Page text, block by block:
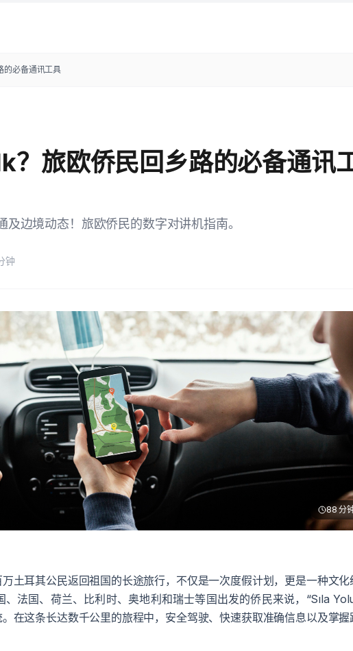
的必备通讯工具
？旅欧侨民回乡路的必备通讯
边境动态！旅欧侨民的数字对讲机指南。
钟
88分
土耳其公民返回祖国的长途旅行，不仅是一次度假计划，更是一种文化
法国、荷兰、比利时、奥地利和瑞士等国出发的侨民来说，“Sıla
。在这条长达数千公里的旅程中，安全驾驶、快速获取准确信息以及掌握